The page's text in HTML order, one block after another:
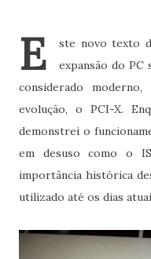
E
ste novo texto
expansão do
considerado
evolução, o PCI-X.
demonstrei o
em desuso como o
importância histórica
utilizado até os dias